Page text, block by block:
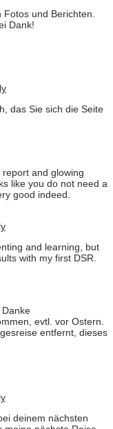
Fotos und Berichten.
Dank!
das Sie sich die Seite
and glowing
like you do not need a
good indeed.
and learning, but
with my first DSR.
evtl. vor Ostern.
entfernt, dieses
deinem nächsten